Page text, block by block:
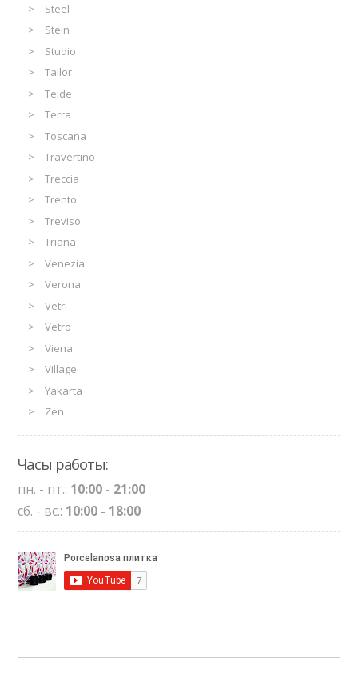
Steel
Stein
Studio
Tailor
Teide
Terra
Toscana
Travertino
Treccia
Trento
Treviso
Triana
Venezia
Verona
Vetri
Vetro
Viena
Village
Yakarta
Zen
Часы работы:
пн. - пт.: 10:00 - 21:00
сб. - вс.: 10:00 - 18:00